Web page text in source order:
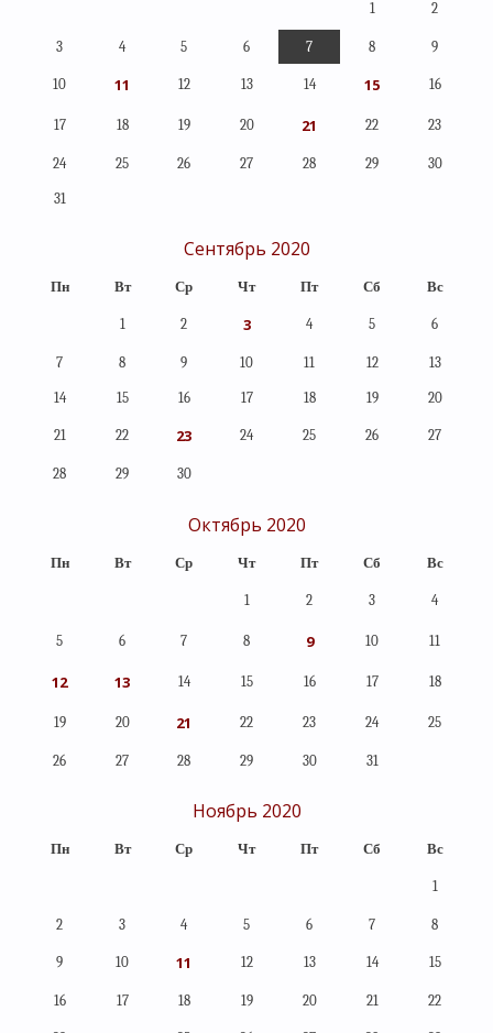
1 2
3 4 5 6 7 8 9
10 11 12 13 14 15 16
17 18 19 20 21 22 23
24 25 26 27 28 29 30
31
Сентябрь 2020
Пн Вт Ср Чт Пт Сб Вс
1 2 3 4 5 6
7 8 9 10 11 12 13
14 15 16 17 18 19 20
21 22 23 24 25 26 27
28 29 30
Октябрь 2020
Пн Вт Ср Чт Пт Сб Вс
1 2 3 4
5 6 7 8 9 10 11
12 13 14 15 16 17 18
19 20 21 22 23 24 25
26 27 28 29 30 31
Ноябрь 2020
Пн Вт Ср Чт Пт Сб Вс
1
2 3 4 5 6 7 8
9 10 11 12 13 14 15
16 17 18 19 20 21 22